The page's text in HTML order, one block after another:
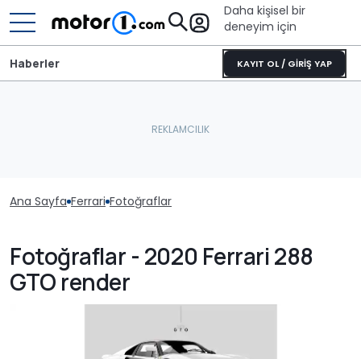
Daha kişisel bir
deneyim için
KAYIT OL / GİRİŞ YAP
Haberler
Ana Sayfa Ferrari Fotoğraflar
Fotoğraflar - 2020 Ferrari 288
GTO render